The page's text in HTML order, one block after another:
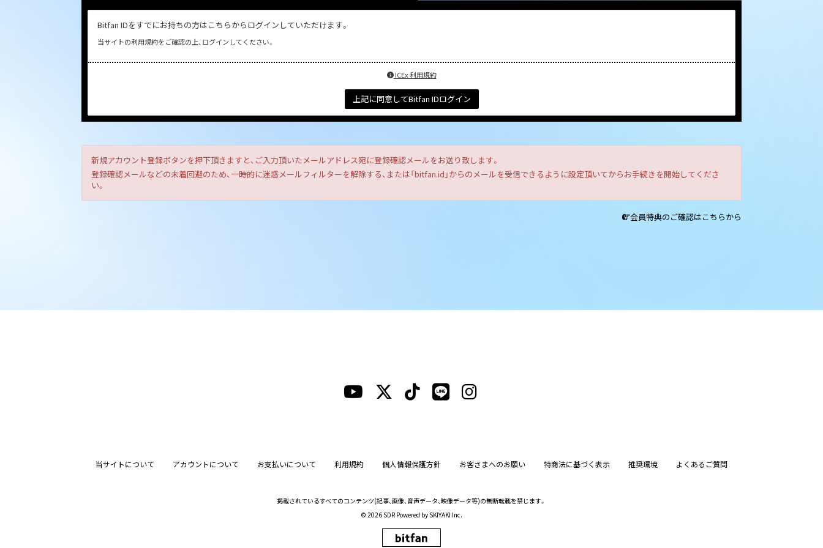
Bitfan IDをすでにお持ちの方はこちらからログインしていただけます。
当サイトの利用規約をご確認の上、ログインしてください。
ICEx 利用規約
上記に同意してBitfan IDログイン
新規アカウント登録ボタンを押下頂きますと、ご入力頂いたメールアドレス宛に登録確認メールをお送り致します。
登録確認メールなどの未着回避のため、一時的に迷惑メールフィルターを解除する、または「bitfan.id」からのメールを受信できるように設定頂いてからお手続きを開始してくださ
い。
会員特典のご確認はこちらから
当サイトについて アカウントについて お支払いについて 利用規約 個人情報保護方針 お客さまへのお願い 特商法に基づく表示 推奨環境 よくあるご質問
掲載されているすべてのコンテンツ(記事、画像、音声データ、映像データ等)の無断転載を禁じます。
© 2026 SDR Powered by SKIYAKI Inc.